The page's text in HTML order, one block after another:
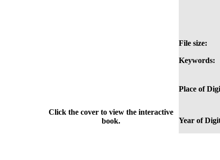
File size:
Keywords:
Place of
Click the cover to view the interactive
book.
Year of